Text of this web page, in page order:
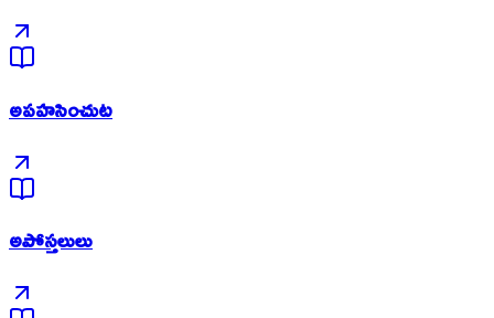
అపహసించుట
అపోస్తలులు